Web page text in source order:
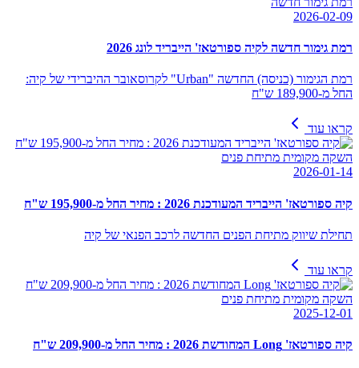
2026-02-09
רמת גימור חדשה לקיה ספורטאז' הייבריד לונג 2026
רמת הגימור (כניסה) החדשה "Urban" לקרוסאובר ההיברידי של קיה:
החל מ-189,900 ש"ח
קראו עוד
השקה מקומית מתיחת פנים
2026-01-14
קיה ספורטאז' הייבריד המעודכנת 2026 : מחיר החל מ-195,900 ש"ח
תחילת שיווק מתיחת הפנים החדשה לרכב הפנאי של קיה
קראו עוד
השקה מקומית מתיחת פנים
2025-12-01
קיה ספורטאז' Long המחודשת 2026 : מחיר החל מ-209,900 ש"ח